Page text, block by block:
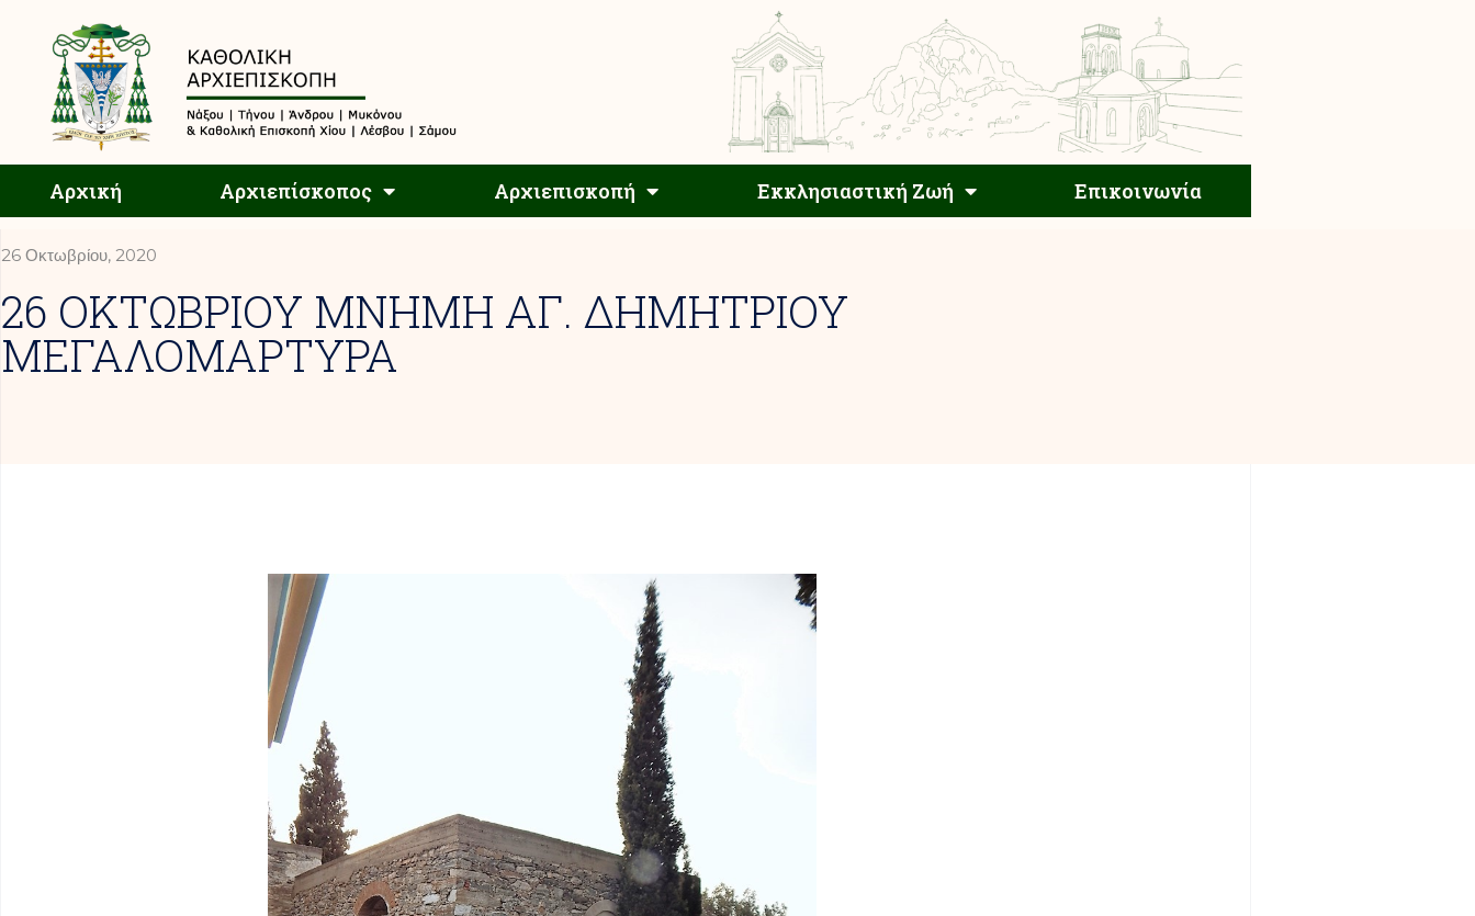
Αρχική Αρχιεπίσκοπος Αρχιεπισκοπή Εκκλησιαστική Ζωή Επικοινωνία
Αρχιεπισκοπή Εκκλησιαστική Ζωή Επικοινωνία
26 Οκτωβρίου, 2020
26 ΟΚΤΩΒΡΙΟΥ ΜΝΗΜΗ ΑΓ. ΔΗΜΗΤΡΙΟΥ
ΜΕΓΑΛΟΜΑΡΤΥΡΑ